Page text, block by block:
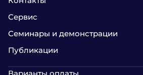
Сервис
Семинары и демонстрации
Публикации